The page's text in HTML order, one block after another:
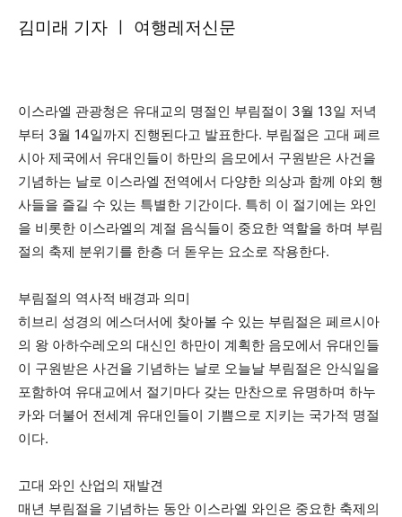
김미래 기자 ㅣ 여행레저신문
이스라엘 관광청은 유대교의 명절인 부림절이 3월 13일 저녁
부터 3월 14일까지 진행된다고 발표한다. 부림절은 고대 페르
시아 제국에서 유대인들이 하만의 음모에서 구원받은 사건을
기념하는 날로 이스라엘 전역에서 다양한 의상과 함께 야외 행
사들을 즐길 수 있는 특별한 기간이다. 특히 이 절기에는 와인
을 비롯한 이스라엘의 계절 음식들이 중요한 역할을 하며 부림
절의 축제 분위기를 한층 더 돋우는 요소로 작용한다.
부림절의 역사적 배경과 의미
히브리 성경의 에스더서에 찾아볼 수 있는 부림절은 페르시아
의 왕 아하수레오의 대신인 하만이 계획한 음모에서 유대인들
이 구원받은 사건을 기념하는 날로 오늘날 부림절은 안식일을
포함하여 유대교에서 절기마다 갖는 만찬으로 유명하며 하누
카와 더불어 전세계 유대인들이 기쁨으로 지키는 국가적 명절
이다.
고대 와인 산업의 재발견
매년 부림절을 기념하는 동안 이스라엘 와인은 중요한 축제의